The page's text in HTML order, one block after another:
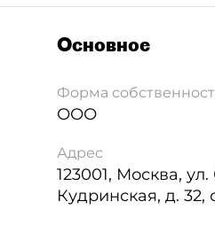
Основное
Форма
ООО
Адрес
123001, Москва, ул.
Кудринская, д. 32,